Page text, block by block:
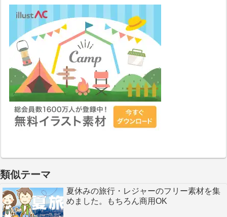
類似テーマ
夏休みの旅行・レジャーのフリー素材を集
めました。もちろん商用OK